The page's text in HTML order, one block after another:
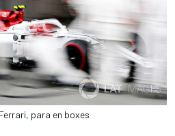
para en boxes